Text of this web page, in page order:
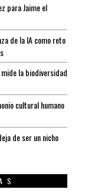
para Jaime el
de la IA como reto
la biodiversidad
cultural humano
de ser un nicho